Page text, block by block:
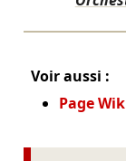
Voir aussi :
Page